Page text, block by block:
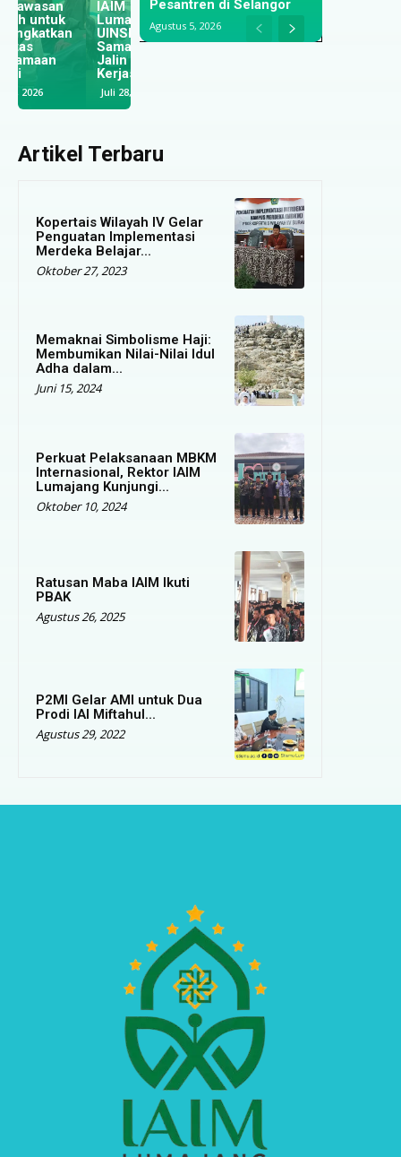
IAIM
Lumajang dan
UINSI
Samarinda
Jalin
Kerjasama
Juli 28, 2026
Dari Meja
Makan,
Menyongsong
Masa Depan
Santri di Ibu
Kota Baru
Kerja; IAIM
PT Kafnet
Jalin Kerja
Pesantren di Selangor
Agustus 5, 2026
Artikel Terbaru
Kopertais Wilayah IV Gelar
Penguatan Implementasi
Merdeka Belajar...
Oktober 27, 2023
Memaknai Simbolisme Haji:
Membumikan Nilai-Nilai Idul
Adha dalam...
Juni 15, 2024
Perkuat Pelaksanaan MBKM
Internasional, Rektor IAIM
Lumajang Kunjungi...
Oktober 10, 2024
Ratusan Maba IAIM Ikuti
PBAK
Agustus 26, 2025
P2MI Gelar AMI untuk Dua
Prodi IAI Miftahul...
Agustus 29, 2022